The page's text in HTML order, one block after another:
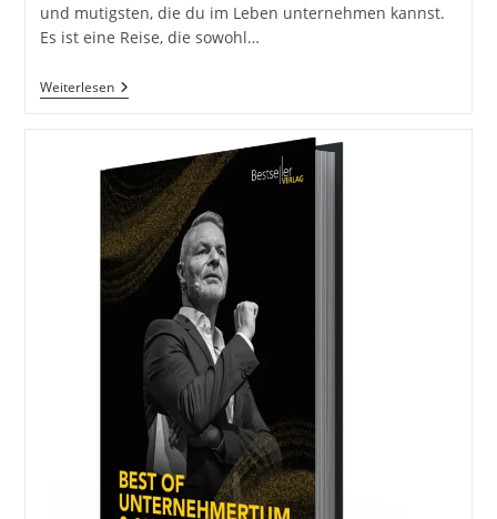
und mutigsten, die du im Leben unternehmen kannst.
Es ist eine Reise, die sowohl…
WeiterlesenJetzt
Mache
Selbstständig!
Erfolgreich
Starten
Mit
Informationen
Aus
Der
Praxis:
Mein
Meine
Learnings
Selbstständiger